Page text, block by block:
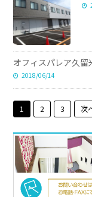
オフィスパレア久留
2018/06/14
1 2 3 次